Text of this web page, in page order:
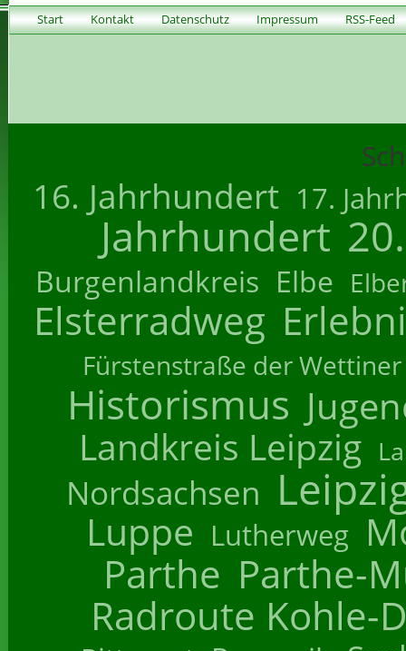
Start Kontakt Datenschutz Impressum RSS-Feed
16. Jahrhundert 17.
Jahrhundert
Burgenlandkreis Elbe
Elsterradweg
Fürstenstraße der Wettiner
Historismus
Landkreis Leipzig
Nordsachsen
Luppe Lutherweg
Parthe Parthe-
Radroute Kohle-